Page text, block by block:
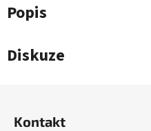
Popis
Diskuze
Kontakt